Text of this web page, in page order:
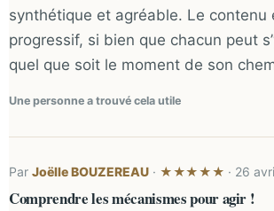
synthétique et agréable. Le contenu
progressif, si bien que chacun peut
quel que soit le moment de son
Une personne a trouvé cela utile
Par Joëlle BOUZEREAU · ★★★★★ · 26
Comprendre les mécanismes pour agir !